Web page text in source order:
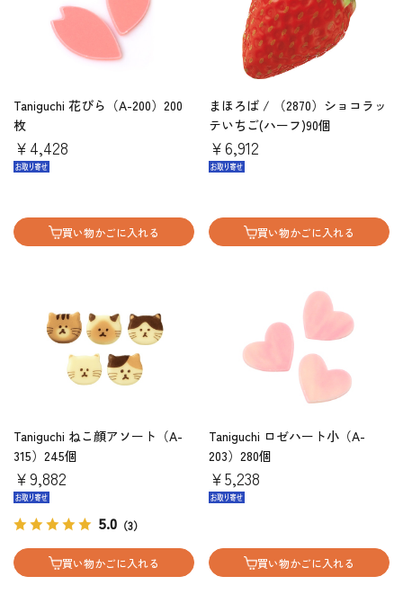
Taniguchi 花びら（A-200）200
枚
￥4,428
買い物かごに入れる
まほろば / （2870）ショコラッ
テいちご(ハーフ)90個
￥6,912
買い物かごに入れる
Taniguchi ねこ顔アソート（A-
315）245個
￥9,882
5.0 （3）
買い物かごに入れる
Taniguchi ロゼハート小（A-
203）280個
￥5,238
買い物かごに入れる